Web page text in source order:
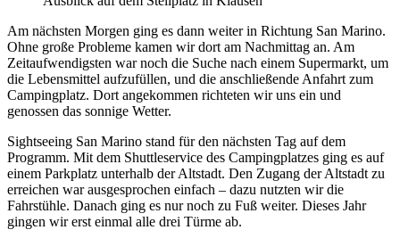
Am nächsten Morgen ging es dann weiter in Richtung San Marino.
Ohne große Probleme kamen wir dort am Nachmittag an. Am
Zeitaufwendigsten war noch die Suche nach einem Supermarkt, um
die Lebensmittel aufzufüllen, und die anschließende Anfahrt zum
Campingplatz. Dort angekommen richteten wir uns ein und
genossen das sonnige Wetter.
Sightseeing San Marino stand für den nächsten Tag auf dem
Programm. Mit dem Shuttleservice des Campingplatzes ging es auf
einem Parkplatz unterhalb der Altstadt. Den Zugang der Altstadt zu
erreichen war ausgesprochen einfach – dazu nutzten wir die
Fahrstühle. Danach ging es nur noch zu Fuß weiter. Dieses Jahr
gingen wir erst einmal alle drei Türme ab.